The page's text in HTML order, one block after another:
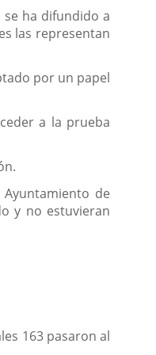
ha difundido a
las representan
por un papel
a la prueba
de
y no estuvieran
163 pasaron al